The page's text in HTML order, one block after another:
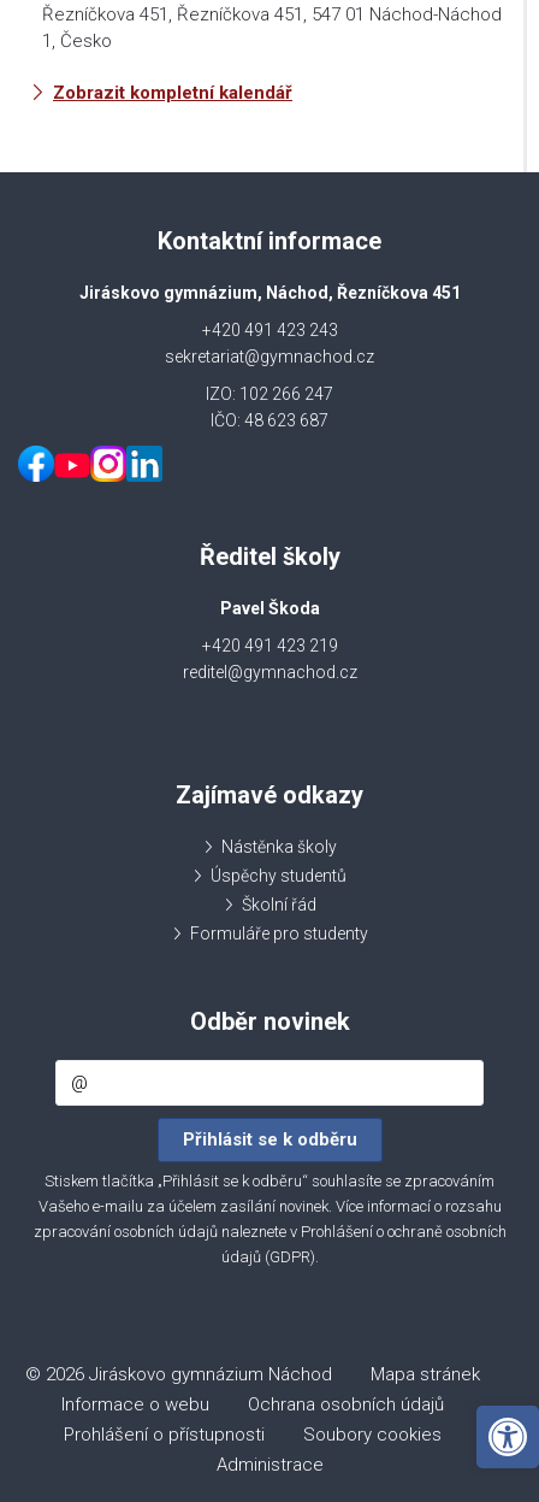
Řezníčkova 451, Řezníčkova 451, 547 01 Náchod-Náchod
1, Česko
Zobrazit kompletní kalendář
Kontaktní informace
Jiráskovo gymnázium, Náchod, Řezníčkova 451
+420 491 423 243
sekretariat@gymnachod.cz
IZO: 102 266 247
IČO: 48 623 687
Ředitel školy
Pavel Škoda
+420 491 423 219
reditel@gymnachod.cz
Zajímavé odkazy
Nástěnka školy
Úspěchy studentů
Školní řád
Formuláře pro studenty
Odběr novinek
Stiskem tlačítka „Přihlásit se k odběru“ souhlasíte se zpracováním
Vašeho e-mailu za účelem zasílání novinek. Více informací o rozsahu
zpracování osobních údajů naleznete v Prohlášení o ochraně osobních
údajů (GDPR).
© 2026 Jiráskovo gymnázium Náchod Mapa stránek
Informace o webu
Ochrana osobních údajů
Prohlášení o přístupnosti
Soubory cookies
Administrace